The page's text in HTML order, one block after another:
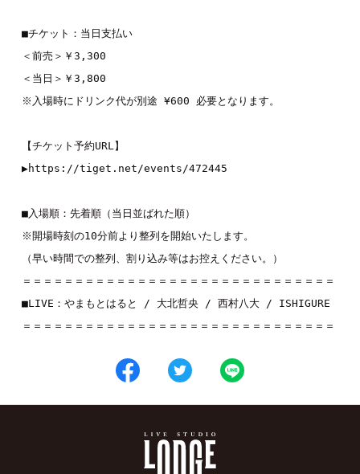
■チケット：当日支払い
＜前売＞￥3,300
＜当日＞￥3,800
※入場時にドリンク代が別途 ¥600 必要となります。
【チケット予約URL】
▶https://tiget.net/events/472445
■入場順：先着順（当日並ばれた順）
※開場時刻の10分前より整列を開始いたします。
（早い時間での整列、割り込み等はお控えください。）
＝＝＝＝＝＝＝＝＝＝＝＝＝＝＝＝＝＝＝＝＝＝＝＝＝＝＝＝＝＝
■LIVE： やまもとはると / 大北哲央 / 西村八大 / ISHIGURE
＝＝＝＝＝＝＝＝＝＝＝＝＝＝＝＝＝＝＝＝＝＝＝＝＝＝＝＝＝＝